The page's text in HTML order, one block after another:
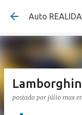
Pular
Auto
postado por júlio max